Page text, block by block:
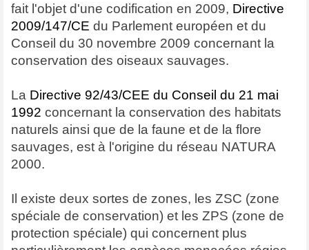
fait l'objet d'une codification en 2009, Directive
2009/147/CE du Parlement européen et du
Conseil du 30 novembre 2009 concernant la
conservation des oiseaux sauvages.
La Directive 92/43/CEE du Conseil du 21 mai
1992 concernant la conservation des habitats
naturels ainsi que de la faune et de la flore
sauvages, est à l'origine du réseau NATURA
2000.
Il existe deux sortes de zones, les ZSC (zone
spéciale de conservation) et les ZPS (zone de
protection spéciale) qui concernent plus